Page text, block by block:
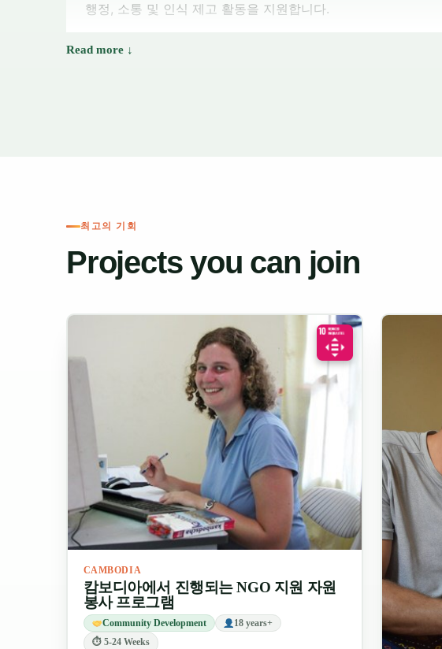
행정, 소통 및 인식 제고 활동을 지원합니다.
의료 인턴십:
이 프로그램들은 캄보디아 국민들에게 혜택을 줄 뿐만 아니라, 여
면한 과제에 대한 더 깊은 이해를 제공합니다.
자원봉사자들은 일반적으로 다른 외국인 참가자들과 함
홈스테이를 통해 크메르 문화와 일상생활을 더욱 가까이에서 체
식사:
실습 기간 동안 전통 캄보디아식 식사가 제공됩니다. 쌀
기 음식을 기대하셔도 좋습니다.
근무:
프로그램에 따라 근무 시간은 다르지만, 일반적으로 월요
활동이 포함됩니다.
자유 시간:오후, 저녁, 주말은 자유롭게 관광하실 수 있습니다.
활기 넘치는 시장과 맛있는 음식까지 모든 것을 제공합니다.
캄보디아 문화에 푹 빠져보세요
캄보디아는 매혹적인 만큼이나 복잡한 나라입니다. 체류 기간 동
제공하는 모든 것을 탐험할 기회를 갖게 될 것입니다.
최고의 기회
Projects you can join
CAMBODIA
캄보디아에서 진행되는 NGO 지원 자원
봉사 프로그램
Community Development
18 years+
⏱ 5-24 Weeks